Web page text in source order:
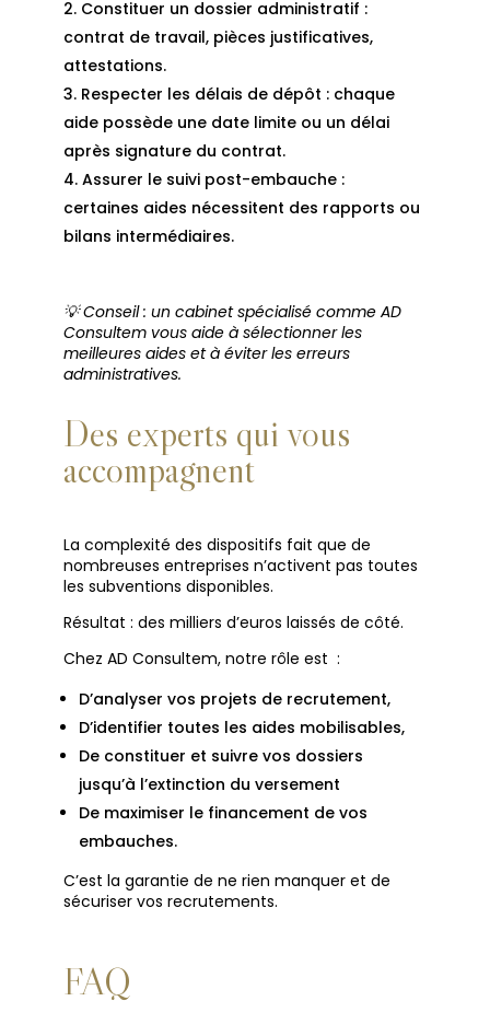
Constituer un dossier administratif :
contrat de travail, pièces justificatives,
attestations.
Respecter les délais de dépôt : chaque
aide possède une date limite ou un délai
après signature du contrat.
Assurer le suivi post-embauche :
certaines aides nécessitent des rapports ou
bilans intermédiaires.
💡 Conseil : un cabinet spécialisé comme AD
Consultem vous aide à sélectionner les
meilleures aides et à éviter les erreurs
administratives.
Des experts qui vous
accompagnent
La complexité des dispositifs fait que de
nombreuses entreprises n’activent pas toutes
les subventions disponibles.
Résultat : des milliers d’euros laissés de côté.
Chez AD Consultem, notre rôle est :
D’analyser vos projets de recrutement,
D’identifier toutes les aides mobilisables,
De constituer et suivre vos dossiers
jusqu’à l’extinction du versement
De maximiser le financement de vos
embauches.
C’est la garantie de ne rien manquer et de
sécuriser vos recrutements.
FAQ